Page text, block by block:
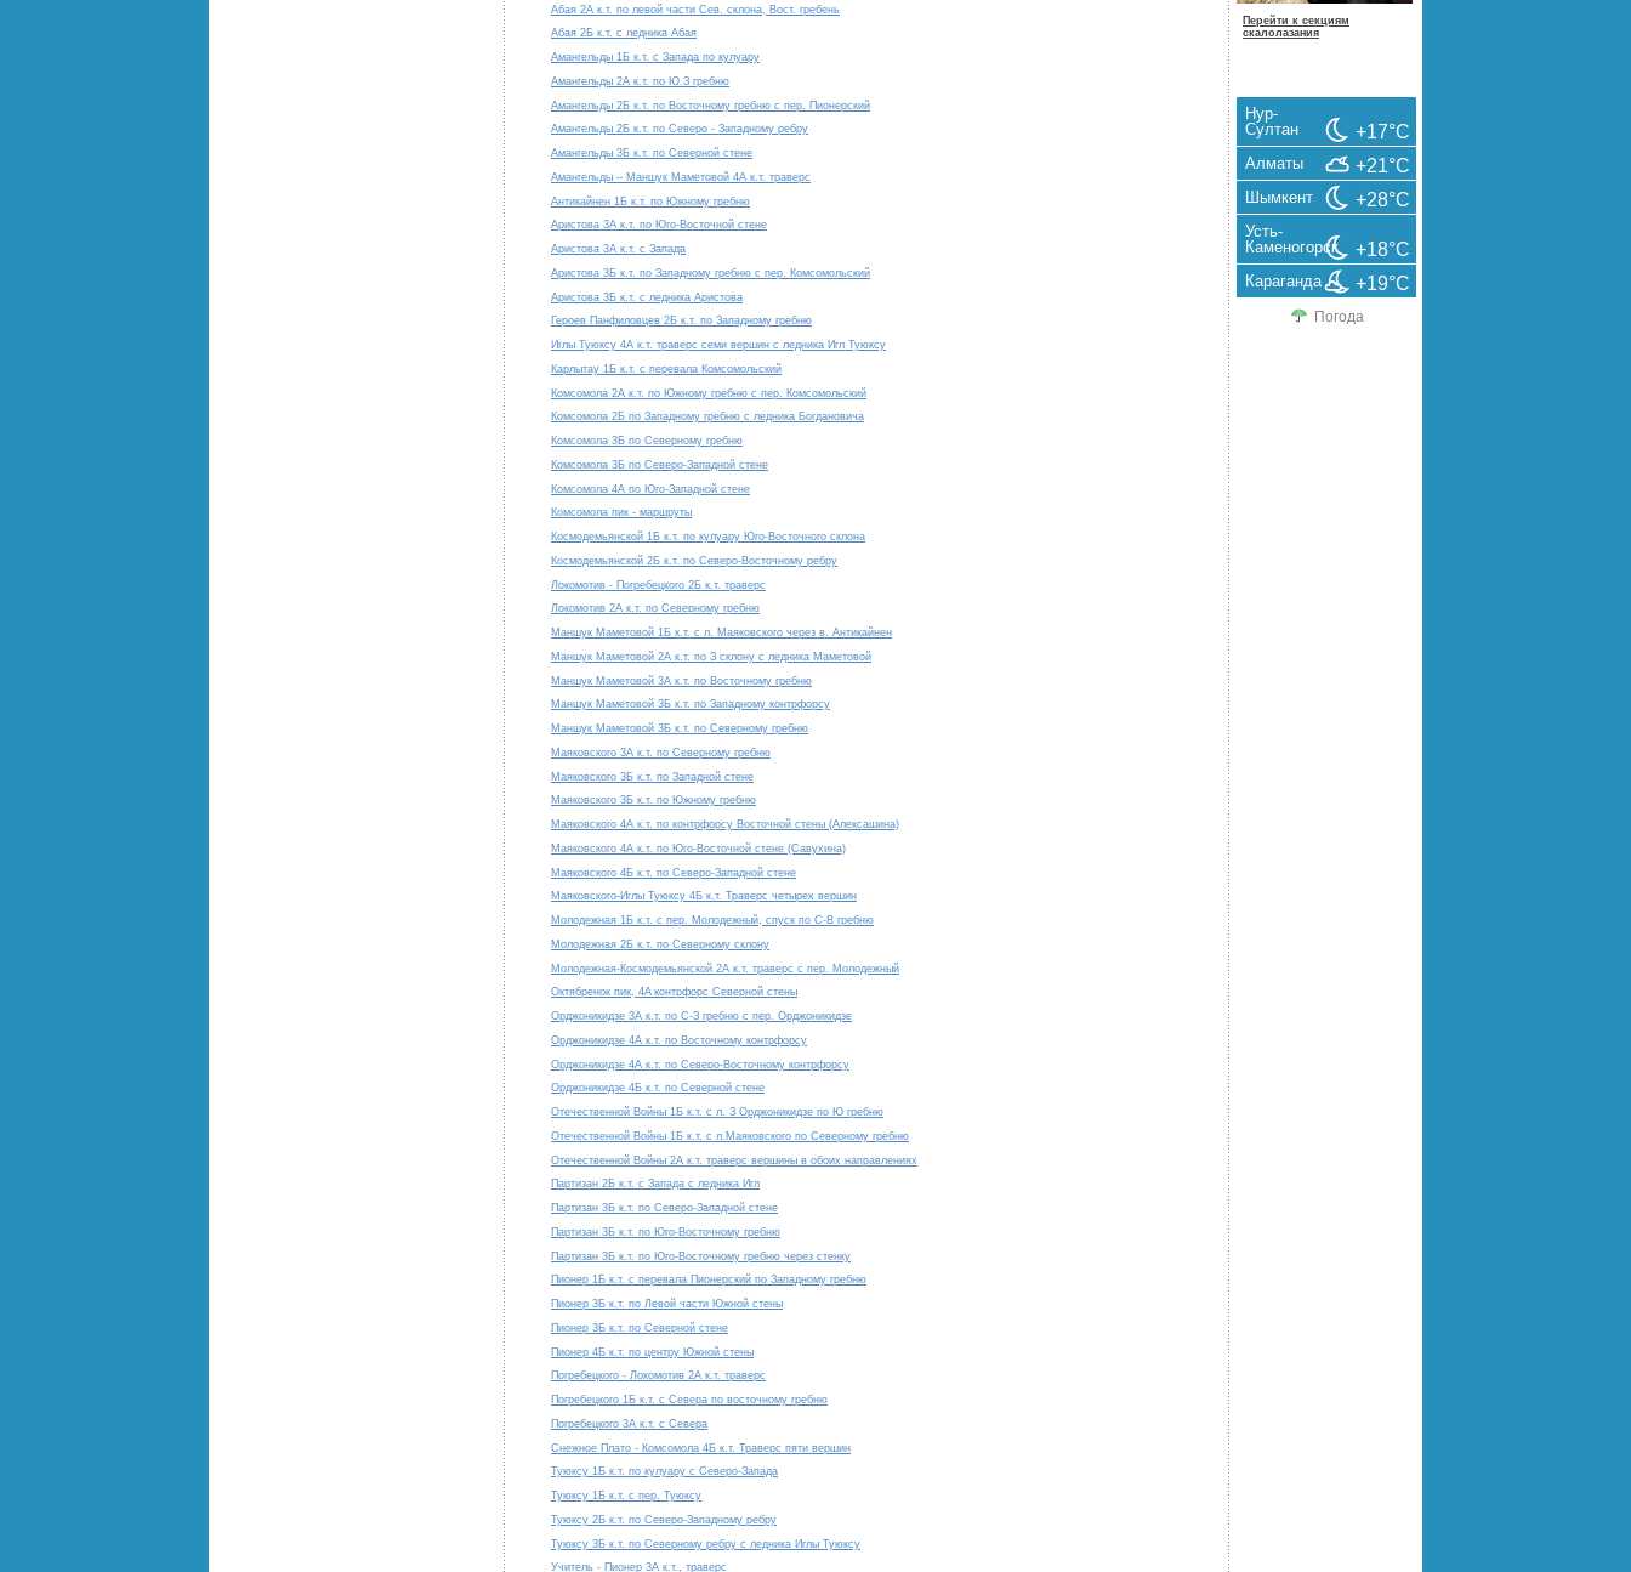
Абая 2А к.т. по левой части Сев. склона, Вост. гребень
Абая 2Б к.т. с ледника Абая
Амангельды 1Б к.т. с Запада по кулуару
Амангельды 2А к.т. по Ю.З гребню
Амангельды 2Б к.т. по Восточному гребню с пер. Пионерский
Амангельды 2Б к.т. по Северо - Западному ребру
Амангельды 3Б к.т. по Северной стене
Амангельды – Маншук Маметовой 4А к.т. траверс
Антикайнен 1Б к.т. по Южному гребню
Аристова 3А к.т. по Юго-Восточной стене
Аристова 3А к.т. с Запада
Аристова 3Б к.т. по Западному гребню с пер. Комсомольский
Аристова 3Б к.т. с ледника Аристова
Героев Панфиловцев 2Б к.т. по Западному гребню
Иглы Туюксу 4А к.т. траверс семи вершин с ледника Игл Туюксу
Карлытау 1Б к.т. с перевала Комсомольский
Комсомола 2А к.т. по Южному гребню с пер. Комсомольский
Комсомола 2Б по Западному гребню с ледника Богдановича
Комсомола 3Б по Северному гребню
Комсомола 3Б по Северо-Западной стене
Комсомола 4А по Юго-Западной стене
Комсомола пик - маршруты
Космодемьянской 1Б к.т. по кулуару Юго-Восточного склона
Космодемьянской 2Б к.т. по Северо-Восточному ребру
Локомотив - Погребецкого 2Б к.т. траверс
Локомотив 2А к.т. по Северному гребню
Маншук Маметовой 1Б к.т. с л. Маяковского через в. Антикайнен
Маншук Маметовой 2А к.т. по З склону с ледника Маметовой
Маншук Маметовой 3А к.т. по Восточному гребню
Маншук Маметовой 3Б к.т. по Западному контрфорсу
Маншук Маметовой 3Б к.т. по Северному гребню
Маяковского 3А к.т. по Северному гребню
Маяковского 3Б к.т. по Западной стене
Маяковского 3Б к.т. по Южному гребню
Маяковского 4А к.т. по контрфорсу Восточной стены (Алексашина)
Маяковского 4А к.т. по Юго-Восточной стене (Савухина)
Маяковского 4Б к.т. по Северо-Западной стене
Маяковского-Иглы Туюксу 4Б к.т. Траверс четырех вершин
Молодежная 1Б к.т. с пер. Молодежный, спуск по С-В гребню
Молодежная 2Б к.т. по Северному склону
Молодежная-Космодемьянской 2А к.т. траверс с пер. Молодежный
Октябренок пик, 4A контрфорс Северной стены
Орджоникидзе 3А к.т. по С-З гребню с пер. Орджоникидзе
Орджоникидзе 4А к.т. по Восточному контрфорсу
Орджоникидзе 4А к.т. по Северо-Восточному контрфорсу
Орджоникидзе 4Б к.т. по Северной стене
Отечественной Войны 1Б к.т. с л. З Орджоникидзе по Ю гребню
Отечественной Войны 1Б к.т. с л.Маяковского по Северному гребню
Отечественной Войны 2А к.т. траверс вершины в обоих направлениях
Партизан 2Б к.т. с Запада с ледника Игл
Партизан 3Б к.т. по Северо-Западной стене
Партизан 3Б к.т. по Юго-Восточному гребню
Партизан 3Б к.т. по Юго-Восточному гребню через стенку
Пионер 1Б к.т. с перевала Пионерский по Западному гребню
Пионер 3Б к.т. по Левой части Южной стены
Пионер 3Б к.т. по Северной стене
Пионер 4Б к.т. по центру Южной стены
Погребецкого - Локомотив 2А к.т. траверс
Погребецкого 1Б к.т. с Севера по восточному гребню
Погребецкого 3А к.т. с Севера
Снежное Плато - Комсомола 4Б к.т. Траверс пяти вершин
Туюксу 1Б к.т. по кулуару с Северо-Запада
Туюксу 1Б к.т. с пер. Туюксу
Туюксу 2Б к.т. по Северо-Западному ребру
Туюксу 3Б к.т. по Северному ребру с ледника Иглы Туюксу
Учитель - Пионер 3А к.т., траверс
Перейти к секциям
скалолазания
Нур-
Султан
+17°C
Алматы +21°C
Шымкент +28°C
Усть-
Каменогорск
+18°C
Караганда +19°C
Погода